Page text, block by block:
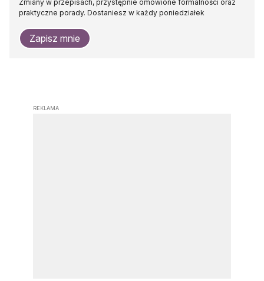
Zmiany w przepisach, przystępnie omówione formalności oraz
praktyczne porady. Dostaniesz w każdy poniedziałek
Zapisz mnie
REKLAMA